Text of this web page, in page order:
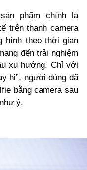
phẩm chính là
trên thanh camera
hình theo thời gian
đến trải nghiệm
xu hướng. Chỉ với
hi”, người dùng đã
bằng camera sau
ý.